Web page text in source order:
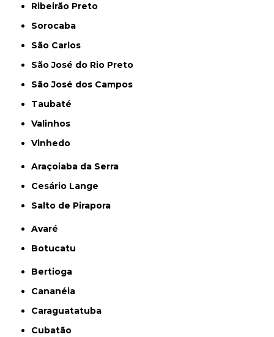
Ribeirão Preto
Sorocaba
São Carlos
São José do Rio Preto
São José dos Campos
Taubaté
Valinhos
Vinhedo
Araçoiaba da Serra
Cesário Lange
Salto de Pirapora
Avaré
Botucatu
Bertioga
Cananéia
Caraguatatuba
Cubatão